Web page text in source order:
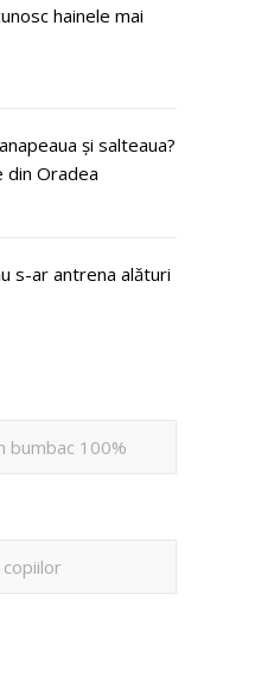
hainele mai
și salteaua?
din Oradea
s-ar antrena alături
bumbac 100%